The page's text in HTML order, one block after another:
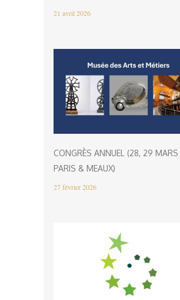
21 avril 2026
CONGRÈS ANNUEL (28, 29
PARIS & MEAUX)
27 février 2026